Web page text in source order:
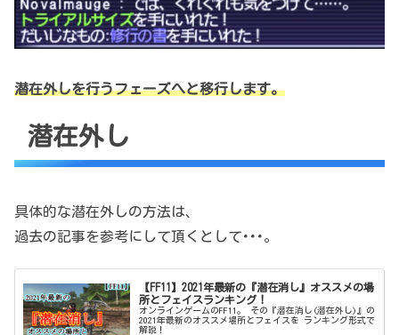
潜在外しを行うフェーズへと移行します。
潜在外し
具体的な潜在外しの方法は、
過去の記事を参考にして頂くとして･･･。
【FF11】2021年最新の『潜在消し』オススメの場
所とフェイスランキング！
オンラインゲームのFF11。 その『潜在消し(潜在外し)』の
2021年最新のオススメ場所とフェイスを ランキング形式で
解説！